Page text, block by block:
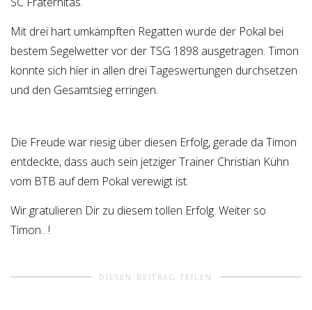
Mit drei hart umkämpften Regatten wurde der Pokal bei
bestem Segelwetter vor der TSG 1898 ausgetragen. Timon
konnte sich hier in allen drei Tageswertungen durchsetzen
und den Gesamtsieg erringen.
Die Freude war riesig über diesen Erfolg, gerade da Timon
entdeckte, dass auch sein jetziger Trainer Christian Kühn
vom BTB auf dem Pokal verewigt ist.
Wir gratulieren Dir zu diesem tollen Erfolg. Weiter so
Timon.. !
DIESEN BEITRAG TEILEN